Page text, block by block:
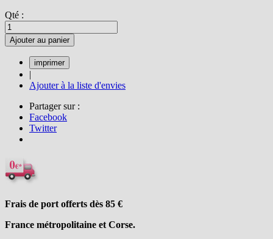
Qté :
Ajouter au panier
|
Ajouter à la liste d'envies
Partager sur :
Facebook
Twitter
Frais de port offerts dès 85 €
France métropolitaine et Corse.